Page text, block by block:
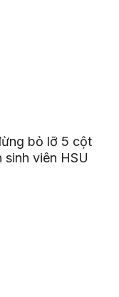
bỏ lỡ 5 cột
viên HSU